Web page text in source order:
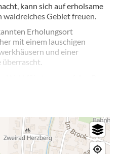
kann sich auf erholsame
Gebiet freuen.
Erholungsort
mit einem lauschigen
und einer
überrascht.
Wald führt zwar auf den Berg,
zieht immer wieder die
Ausdauer gefragt, denn der
ist teilweise recht
mit einem herrlichen
belohnt. Nehmen Sie auf
und genießen Sie den